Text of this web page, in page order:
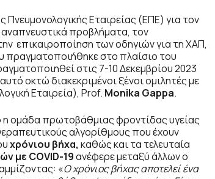
Πνευμονολογικής Εταιρείας (ΕΠΕ) για τον
αναπνευστικά προβλήματα, τον
επικαιροποίηση των οδηγιών για τη ΧΑΠ,
πραγματοποιήθηκε στο πλαίσιο του
στις 7-10 Δεκεμβρίου 2023
οκτώ διακεκριμένοι ξένοι ομιλητές με
Εταιρεία), Prof. Monika Gappa.
η ομάδα πρωτοβάθμιας φροντίδας υγείας
αλγορίθμους που έχουν
χρόνιου βήχα, καθώς και τα τελευταία
με COVID-19ανέφερε μεταξύ άλλων ο
«Ο χρόνιος βήχας αποτελεί ένα